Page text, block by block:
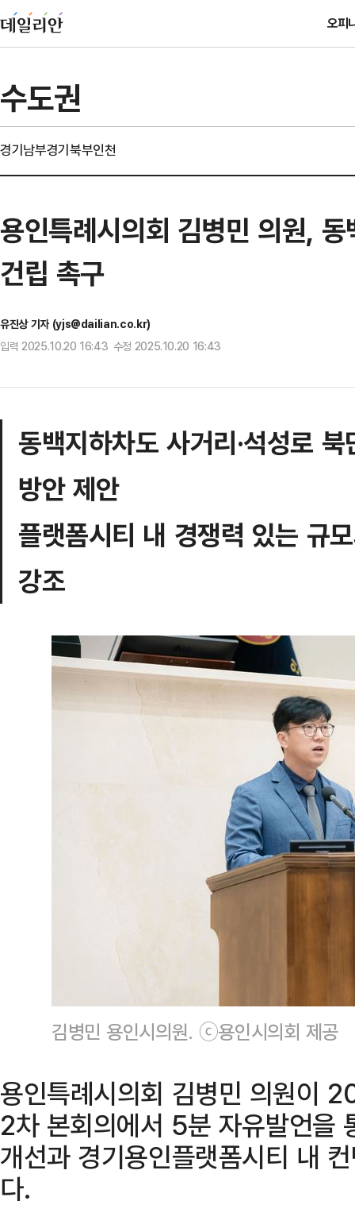
오피
수도권
경기남부경기북부인천
용인특례시의회 김병민 의원,
건립 촉구
유진상 기자 (yjs@dailian.co.kr)
입력 2025.10.20 16:43 수정 2025.10.20 16:43
동백지하차도 사거리·석성로
방안 제안
플랫폼시티 내 경쟁력 있는 규
강조
김병민 용인시의원. ⓒ용인시의회 제공
용인특례시의회 김병민 의원이
2차 본회의에서 5분 자유발언을
개선과 경기용인플랫폼시티 내
다.